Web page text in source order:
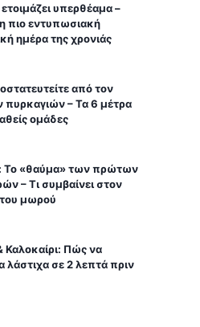
υπερθέαμα –
πιο εντυπωσιακή
ημέρα της χρονιάς
από τον
πυρκαγιών – Τα 6 μέτρα
ομάδες
Το «θαύμα» των πρώτων
– Τι συμβαίνει στον
μωρού
Καλοκαίρι: Πώς να
λάστιχα σε 2 λεπτά πριν